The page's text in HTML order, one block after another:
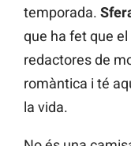
temporada.
que ha fet que
redactores de
romàntica i té
la vida.